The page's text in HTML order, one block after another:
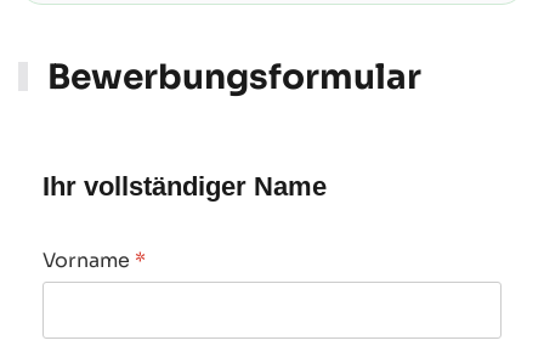
Bewerbungsformular
Ihr vollständiger Name
Vorname *